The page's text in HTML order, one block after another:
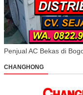
Penjual AC Bekas di
CHANGHONG